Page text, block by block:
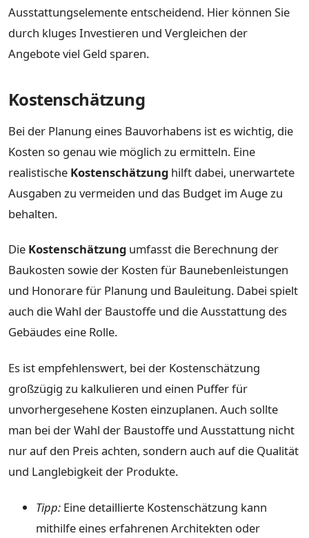
Ausstattungselemente entscheidend. Hier können Sie
durch kluges Investieren und Vergleichen der
Angebote viel Geld sparen.
Kostenschätzung
Bei der Planung eines Bauvorhabens ist es wichtig, die
Kosten so genau wie möglich zu ermitteln. Eine
realistische Kostenschätzung hilft dabei, unerwartete
Ausgaben zu vermeiden und das Budget im Auge zu
behalten.
Die Kostenschätzung umfasst die Berechnung der
Baukosten sowie der Kosten für Baunebenleistungen
und Honorare für Planung und Bauleitung. Dabei spielt
auch die Wahl der Baustoffe und die Ausstattung des
Gebäudes eine Rolle.
Es ist empfehlenswert, bei der Kostenschätzung
großzügig zu kalkulieren und einen Puffer für
unvorhergesehene Kosten einzuplanen. Auch sollte
man bei der Wahl der Baustoffe und Ausstattung nicht
nur auf den Preis achten, sondern auch auf die Qualität
und Langlebigkeit der Produkte.
Tipp: Eine detaillierte Kostenschätzung kann
mithilfe eines erfahrenen Architekten oder